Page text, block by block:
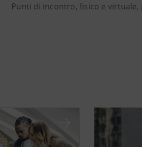
Punti di incontro, fisico e